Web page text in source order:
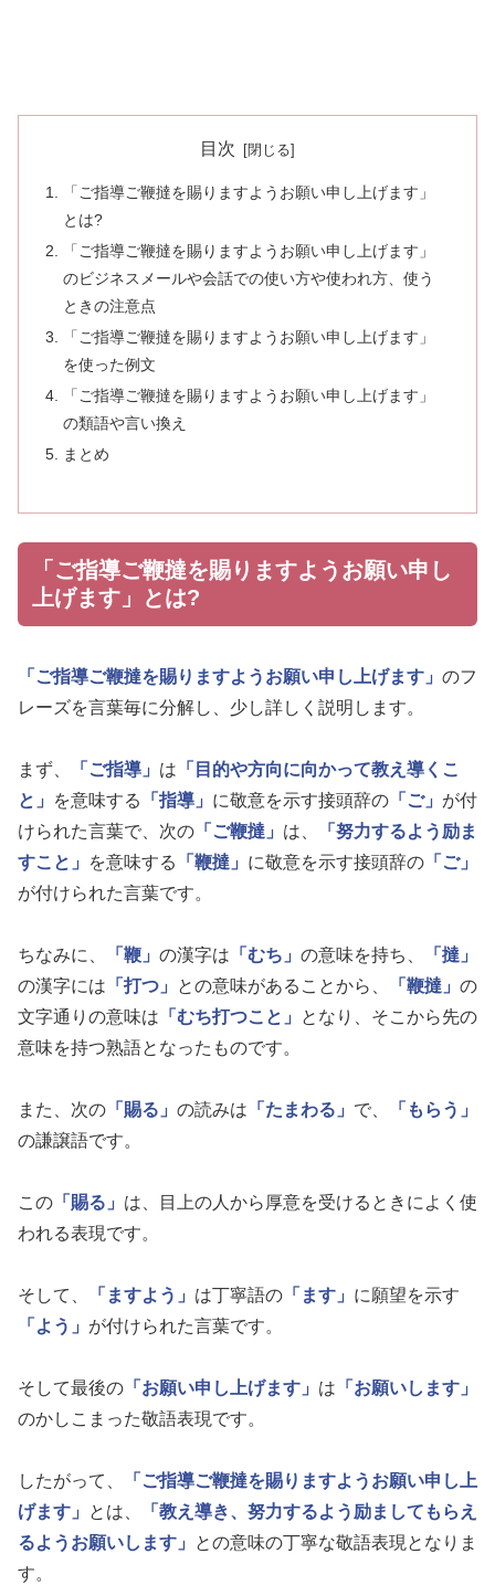
目次
「ご指導ご鞭撻を賜りますようお願い申し上げます」
とは?
「ご指導ご鞭撻を賜りますようお願い申し上げます」
のビジネスメールや会話での使い方や使われ方、使う
ときの注意点
「ご指導ご鞭撻を賜りますようお願い申し上げます」
を使った例文
「ご指導ご鞭撻を賜りますようお願い申し上げます」
の類語や言い換え
まとめ
「ご指導ご鞭撻を賜りますようお願い申し
上げます」とは?
「ご指導ご鞭撻を賜りますようお願い申し上げます」 のフ
レーズを言葉毎に分解し、少し詳しく説明します。
まず、 「ご指導」 は 「目的や方向に向かって教え導くこ
と」
を意味する 「指導」 に敬意を示す接頭辞の 「ご」 が付
けられた言葉で、次の 「ご鞭撻」 は、
「努力するよう励ま
すこと」
を意味する 「鞭撻」 に敬意を示す接頭辞の 「ご」
が付けられた言葉です。
ちなみに、 「鞭」 の漢字は 「むち」 の意味を持ち、
「撻」
の漢字には 「打つ」 との意味があることから、 「鞭撻」 の
文字通りの意味は 「むち打つこと」
となり、そこから先の
意味を持つ熟語となったものです。
また、次の 「賜る」 の読みは 「たまわる」 で、
「もらう」
の謙譲語です。
この 「賜る」 は、目上の人から厚意を受けるときによく使
われる表現です。
そして、 「ますよう」 は丁寧語の 「ます」 に願望を示す
「よう」 が付けられた言葉です。
そして最後の 「お願い申し上げます」 は 「お願いします」
のかしこまった敬語表現です。
したがって、
「ご指導ご鞭撻を賜りますようお願い申し上
げます」
とは、
「教え導き、努力するよう励ましてもらえ
るようお願いします」
との意味の丁寧な敬語表現となりま
す。